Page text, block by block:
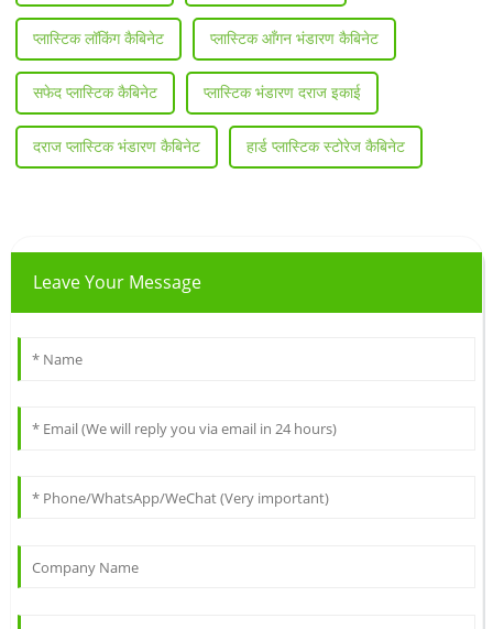
प्लास्टिक लॉकिंग कैबिनेट प्लास्टिक आँगन भंडारण कैबिनेट
सफेद प्लास्टिक कैबिनेट प्लास्टिक भंडारण दराज इकाई
दराज प्लास्टिक भंडारण कैबिनेट हार्ड प्लास्टिक स्टोरेज कैबिनेट
Leave Your Message